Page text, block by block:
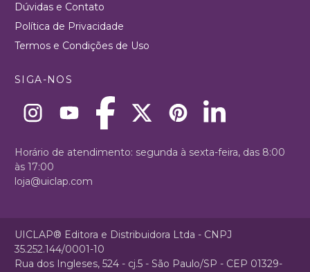
Dúvidas e Contato
Política de Privacidade
Termos e Condições de Uso
SIGA-NOS
Horário de atendimento: segunda à sexta-feira, das 8:00
às 17:00
loja@uiclap.com
UICLAP® Editora e Distribuidora Ltda - CNPJ
35.252.144/0001-10
Rua dos Ingleses, 524 - cj.5 - São Paulo/SP - CEP 01329-